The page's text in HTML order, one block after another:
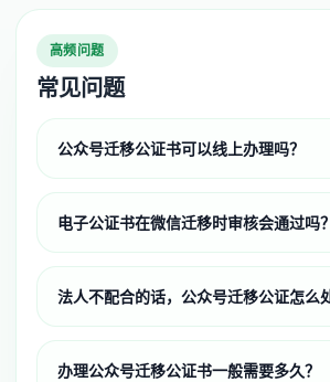
高频问题
常见问题
公众号迁移公证书可以线上办理吗？
电子公证书在微信迁移时审核会通过吗？
法人不配合的话，公众号迁移公证怎么
办理公众号迁移公证书一般需要多久？